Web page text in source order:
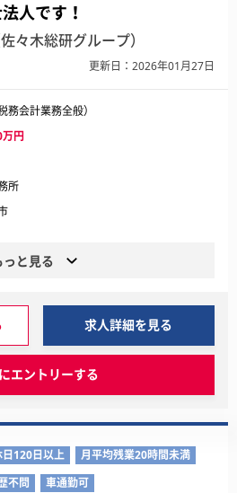
人です！
々木総研グループ）
更新日：2026年01月27日
務会計業務全般）
円
所
っと見る
求人詳細を見る
エントリーする
日120日以上
月平均残業20時間未満
不問 車通勤可